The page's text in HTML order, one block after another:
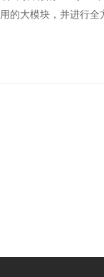
的大模块，并进行